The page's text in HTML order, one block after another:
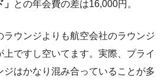
との年会費の差は16,000円。
ラウンジよりも航空会社のラウンジ
ですし空いてます。実際、プライ
ジはかなり混み合っていることが多